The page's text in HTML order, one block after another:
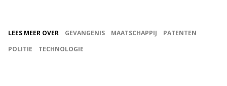
LEES MEER OVER GEVANGENIS MAATSCHAPPIJ
PATENTEN
POLITIE
TECHNOLOGIE